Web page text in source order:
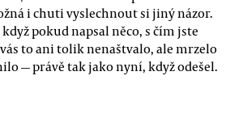
i chuti vyslechnout si jiný názor.
pokud napsal něco, s čím jste
to ani tolik nenaštvalo, ale mrzelo
— právě tak jako nyní, když odešel.